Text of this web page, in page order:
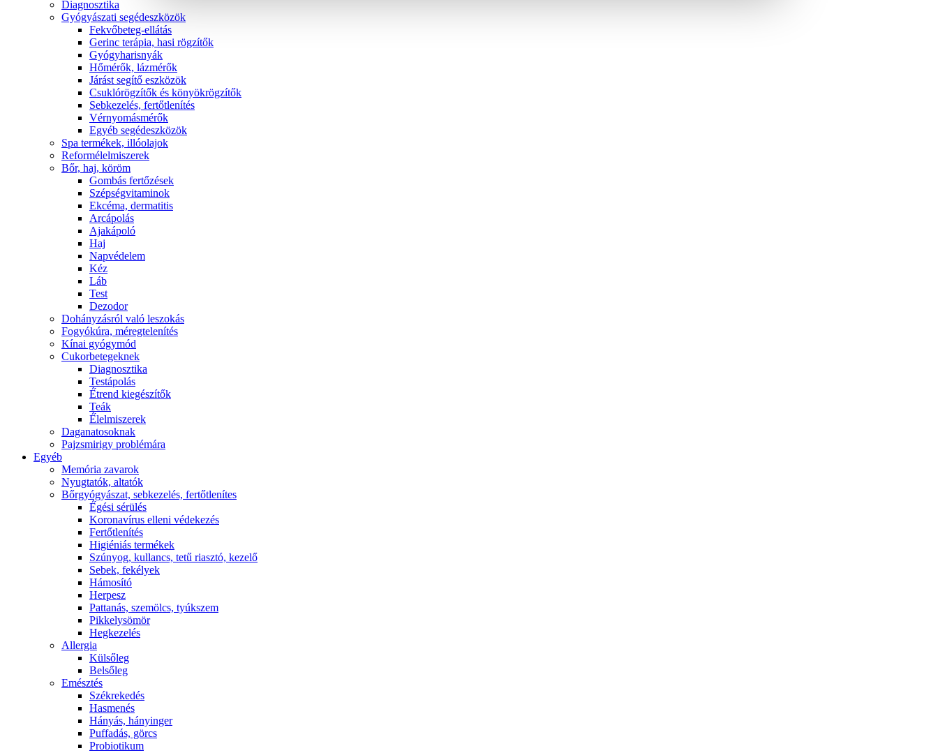
Diagnosztika
Gyógyászati segédeszközök
Fekvőbeteg-ellátás
Gerinc terápia, hasi rögzítők
Gyógyharisnyák
Hőmérők, lázmérők
Járást segítő eszközök
Csuklórögzítők és könyökrögzítők
Sebkezelés, fertőtlenítés
Vérnyomásmérők
Egyéb segédeszközök
Spa termékek, illóolajok
Reformélelmiszerek
Bőr, haj, köröm
Gombás fertőzések
Szépségvitaminok
Ekcéma, dermatitis
Arcápolás
Ajakápoló
Haj
Napvédelem
Kéz
Láb
Test
Dezodor
Dohányzásról való leszokás
Fogyókúra, méregtelenítés
Kínai gyógymód
Cukorbetegeknek
Diagnosztika
Testápolás
É́trend kiegészítők
Teák
É́lelmiszerek
Daganatosoknak
Pajzsmirigy problémára
Egyéb
Memória zavarok
Nyugtatók, altatók
Bőrgyógyászat, sebkezelés, fertőtlenítes
É́gési sérülés
Koronavírus elleni védekezés
Fertőtlenítés
Higiéniás termékek
Szúnyog, kullancs, tetű riasztó, kezelő
Sebek, fekélyek
Hámosító
Herpesz
Pattanás, szemölcs, tyúkszem
Pikkelysömör
Hegkezelés
Allergia
Külsőleg
Belsőleg
Emésztés
Székrekedés
Hasmenés
Hányás, hányinger
Puffadás, görcs
Probiotikum